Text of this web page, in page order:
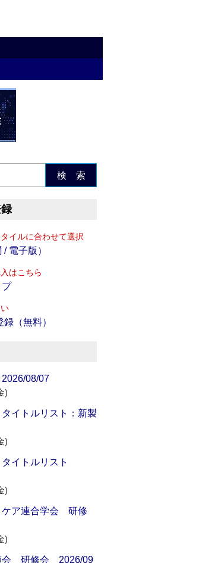
検 索
イルに合わせて選択
電子版）
はこちら
プ
（無料）
08/07
)
イトルリスト：新製
)
タイトルリスト
)
ケア連合学会 研修
)
会 研修会 2026/09